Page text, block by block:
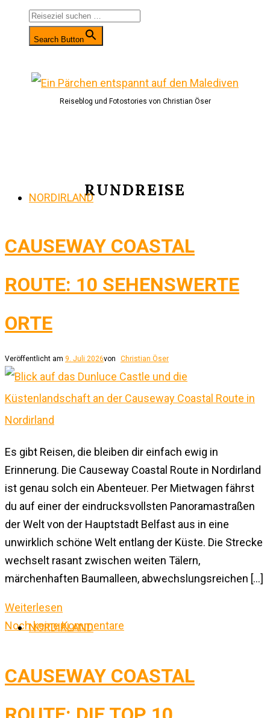
Search Button
Reiseblog und Fotostories von Christian Öser
RUNDREISE
NORDIRLAND
CAUSEWAY COASTAL
ROUTE: 10 SEHENSWERTE
ORTE
Veröffentlicht am 9. Juli 2026von Christian Öser
Es gibt Reisen, die bleiben dir einfach ewig in
Erinnerung. Die Causeway Coastal Route in Nordirland
ist genau solch ein Abenteuer. Per Mietwagen fährst
du auf einer der eindrucksvollsten Panoramastraßen
der Welt von der Hauptstadt Belfast aus in eine
unwirklich schöne Welt entlang der Küste. Die Strecke
wechselt rasant zwischen weiten Tälern,
märchenhaften Baumalleen, abwechslungsreichen […]
Weiterlesen
Noch keine Kommentare
NORDIRLAND
CAUSEWAY COASTAL